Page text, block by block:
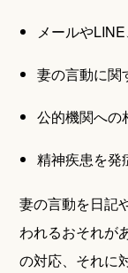
メールや
妻の言動に関
公的機関への
精神疾患を発
妻の言動を日記
われるおそれが
の対応、それに